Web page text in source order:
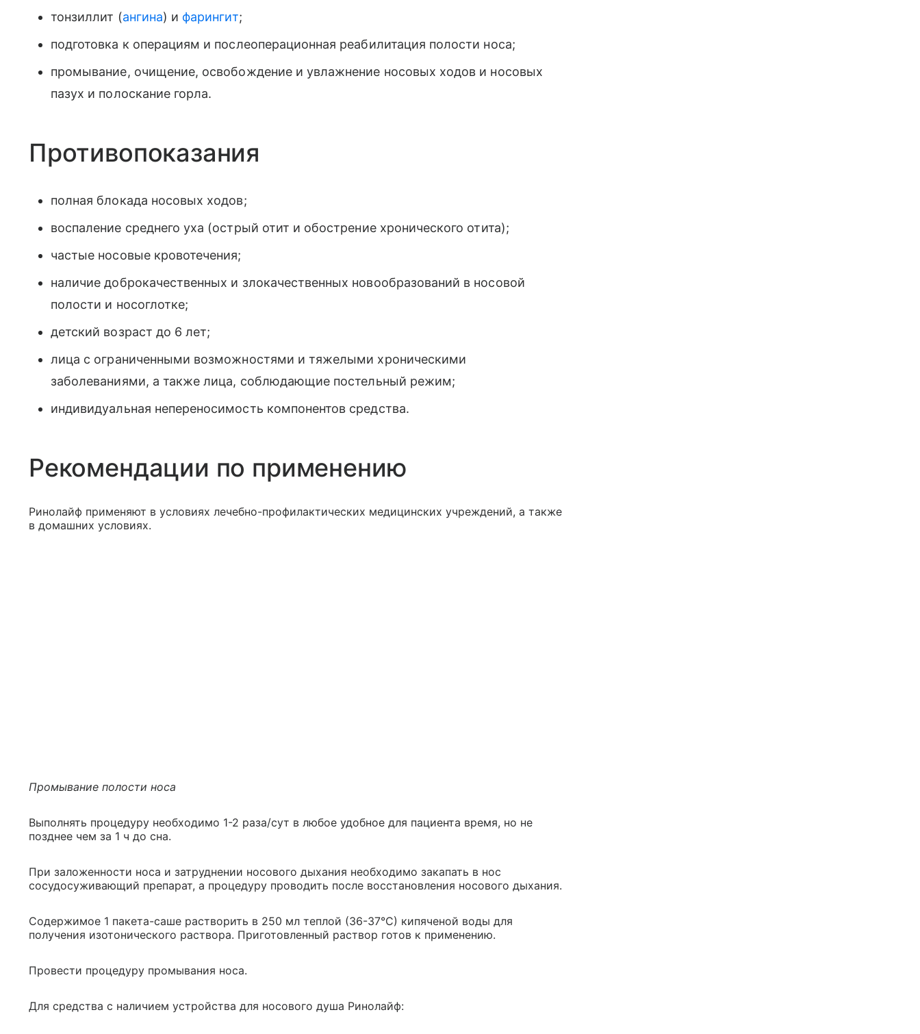
тонзиллит (ангина) и фарингит;
подготовка к операциям и послеоперационная реабилитация полости носа;
промывание, очищение, освобождение и увлажнение носовых ходов и носовых
пазух и полоскание горла.
Противопоказания
полная блокада носовых ходов;
воспаление среднего уха (острый отит и обострение хронического отита);
частые носовые кровотечения;
наличие доброкачественных и злокачественных новообразований в носовой
полости и носоглотке;
детский возраст до 6 лет;
лица с ограниченными возможностями и тяжелыми хроническими
заболеваниями, а также лица, соблюдающие постельный режим;
индивидуальная непереносимость компонентов средства.
Рекомендации по применению
Ринолайф применяют в условиях лечебно-профилактических медицинских учреждений, а также
в домашних условиях.
Промывание полости носа
Выполнять процедуру необходимо 1-2 раза/сут в любое удобное для пациента время, но не
позднее чем за 1 ч до сна.
При заложенности носа и затруднении носового дыхания необходимо закапать в нос
сосудосуживающий препарат, а процедуру проводить после восстановления носового дыхания.
Содержимое 1 пакета-саше растворить в 250 мл теплой (36-37°С) кипяченой воды для
получения изотонического раствора. Приготовленный раствор готов к применению.
Провести процедуру промывания носа.
Для средства с наличием устройства для носового душа Ринолайф: